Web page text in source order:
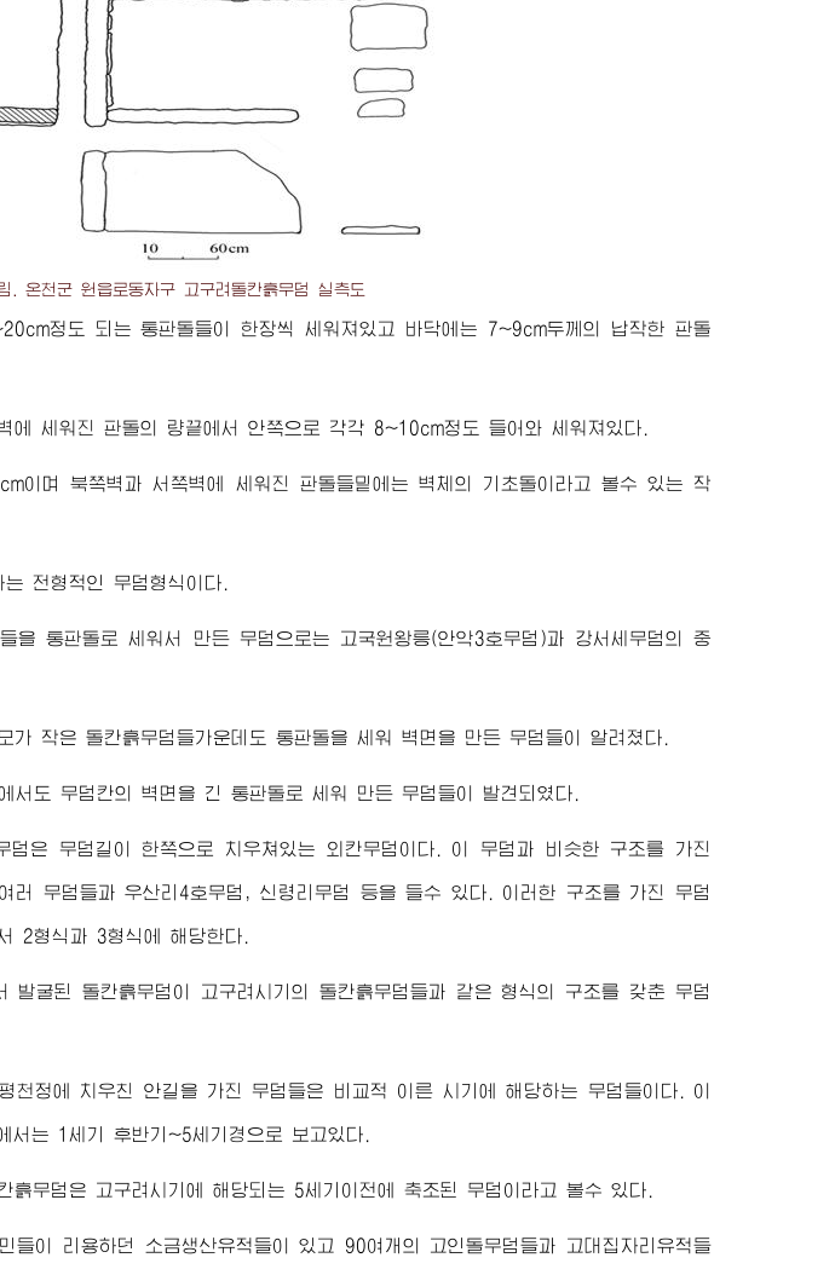
. 온천군 원읍로동자구 고구려돌칸흙무덤 실측도
정도 되는 통판돌들이 한장씩 세워져있고 바닥에는 7~9cm두께의 납작한 판돌
에 세워진 판돌의 량끝에서 안쪽으로 각각 8~10cm정도 들어와 세워져있다.
이며 북쪽벽과 서쪽벽에 세워진 판돌들밑에는 벽체의 기초돌이라고 볼수 있는 작
전형적인 무덤형식이다.
을 통판돌로 세워서 만든 무덤으로는 고국원왕릉(안악3호무덤)과 강서세무덤의 중
가 작은 돌칸흙무덤들가운데도 통판돌을 세워 벽면을 만든 무덤들이 알려졌다.
서도 무덤칸의 벽면을 긴 통판돌로 세워 만든 무덤들이 발견되였다.
덤은 무덤길이 한쪽으로 치우쳐있는 외칸무덤이다. 이 무덤과 비슷한 구조를 가진
러 무덤들과 우산리4호무덤, 신령리무덤 등을 들수 있다. 이러한 구조를 가진 무덤
2형식과 3형식에 해당한다.
발굴된 돌칸흙무덤이 고구려시기의 돌칸흙무덤들과 같은 형식의 구조를 갖춘 무덤
천정에 치우친 안길을 가진 무덤들은 비교적 이른 시기에 해당하는 무덤들이다. 이
서는 1세기 후반기~5세기경으로 보고있다.
흙무덤은 고구려시기에 해당되는 5세기이전에 축조된 무덤이라고 볼수 있다.
들이 리용하던 소금생산유적들이 있고 90여개의 고인돌무덤들과 고대집자리유적들